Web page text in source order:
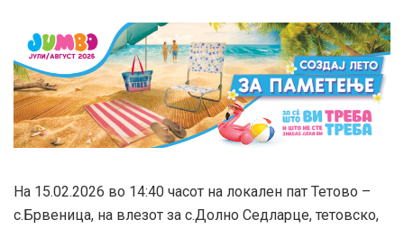
На 15.02.2026 во 14:40 часот на локален пат Тетово –
с.Брвеница, на влезот за с.Долно Седларце, тетовско,